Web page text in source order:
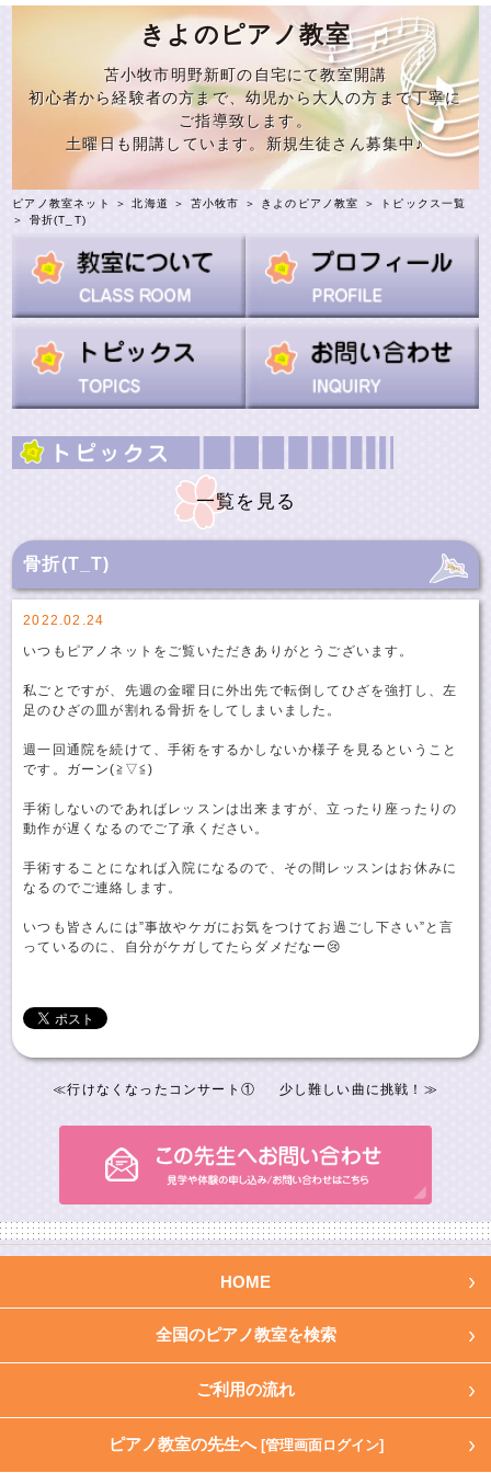
きよのピアノ教室
苫小牧市明野新町の自宅にて教室開講
初心者から経験者の方まで、幼児から大人の方まで丁寧に
ご指導致します。
土曜日も開講しています。新規生徒さん募集中♪
ピアノ教室ネット ＞北海道 ＞ 苫小牧市 ＞ きよのピアノ教室 ＞
トピックス一覧
＞ 骨折(T_T)
一覧を見る
骨折(T_T)
2022.02.24
いつもピアノネットをご覧いただきありがとうございます。
私ごとですが、先週の金曜日に外出先で転倒してひざを強打し、左
足のひざの皿が割れる骨折をしてしまいました。
週一回通院を続けて、手術をするかしないか様子を見るということ
です。ガーン(≧▽≦)
手術しないのであればレッスンは出来ますが、立ったり座ったりの
動作が遅くなるのでご了承ください。
手術することになれば入院になるので、その間レッスンはお休みに
なるのでご連絡します。
いつも皆さんには”事故やケガにお気をつけてお過ごし下さい”と言
っているのに、自分がケガしてたらダメだなー😢
≪行けなくなったコンサート① 少し難しい曲に挑戦！ ≫
HOME
全国のピアノ教室を検索
ご利用の流れ
ピアノ教室の先生へ [管理画面ログイン]